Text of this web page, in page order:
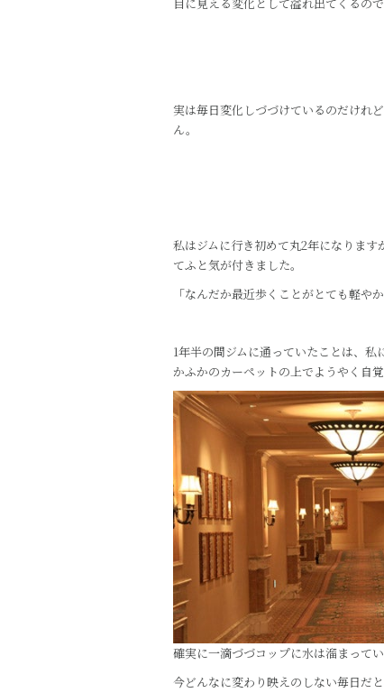
実は毎日変化しづづけているのだけれ
ん。
私はジムに行き初めて丸2年になりま
てふと気が付きました。
「なんだか最近歩くことがとても軽やか
1年半の間ジムに通っていたことは、
かふかのカーペットの上でようやく自
確実に一滴づづコップに水は溜まってい
今どんなに変わり映えのしない毎日だと